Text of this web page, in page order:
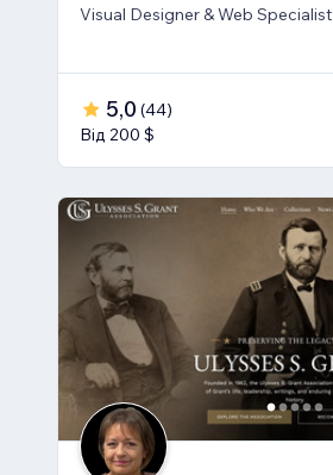
Visual Designer & Web Specialist
5,0 (44)
Від 200 $